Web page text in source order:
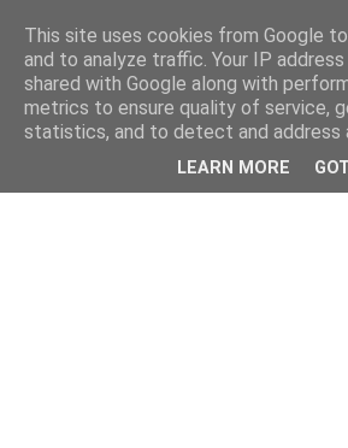
This site uses cookies from Google
and to analyze traffic. Your IP
shared with Google along with
metrics to ensure quality of service,
statistics, and to detect and address
LEARN MORE